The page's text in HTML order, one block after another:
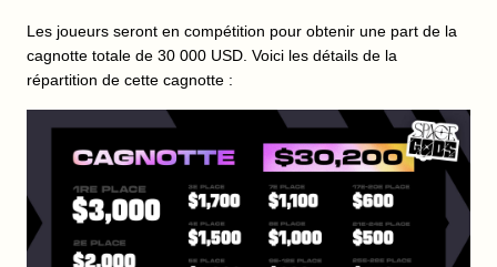
Les joueurs seront en compétition pour obtenir une part de la
cagnotte totale de 30 000 USD. Voici les détails de la
répartition de cette cagnotte :